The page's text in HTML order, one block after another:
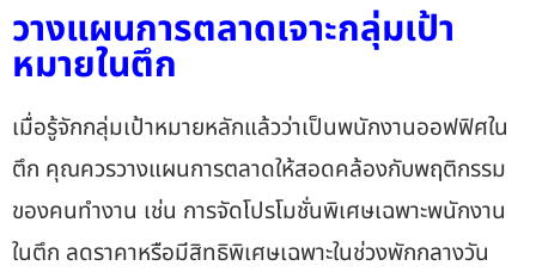
วางแผนการตลาดเจาะกลุ่มเป้า
หมายในตึก
เมื่อรู้จักกลุ่มเป้าหมายหลักแล้วว่าเป็นพนักงานออฟฟิศใน
ตึก คุณควรวางแผนการตลาดให้สอดคล้องกับพฤติกรรม
ของคนทำงาน เช่น การจัดโปรโมชั่นพิเศษเฉพาะพนักงาน
ในตึก ลดราคาหรือมีสิทธิพิเศษเฉพาะในช่วงพักกลางวัน